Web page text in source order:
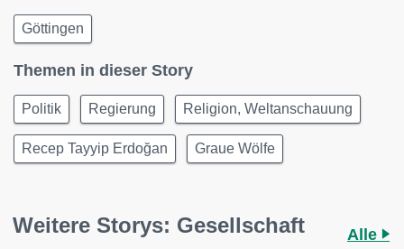
Göttingen
Themen in dieser Story
Politik Regierung Religion, Weltanschauung
Recep Tayyip Erdoğan Graue Wölfe
Weitere Storys: Gesellschaft
Alle